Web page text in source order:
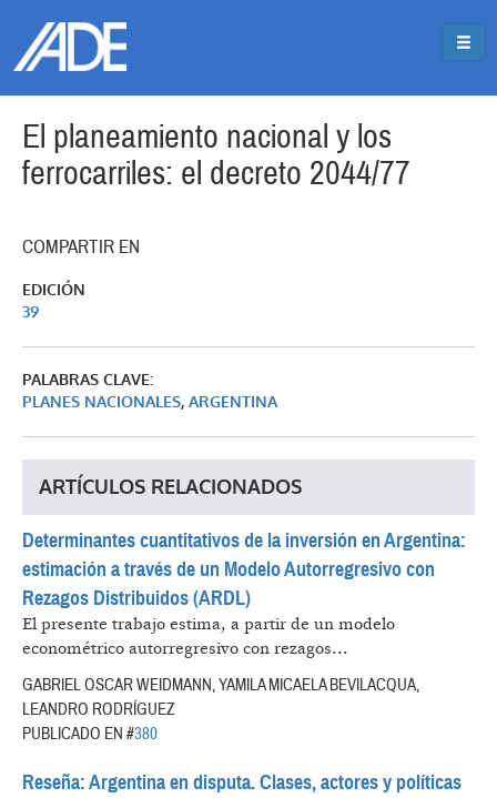
El planeamiento nacional y los
ferrocarriles: el decreto 2044/77
COMPARTIR EN
EDICIÓN
39
PALABRAS CLAVE:
PLANES NACIONALES, ARGENTINA
ARTÍCULOS RELACIONADOS
Determinantes cuantitativos de la inversión en Argentina:
estimación a través de un Modelo Autorregresivo con
Rezagos Distribuidos (ARDL)
El presente trabajo estima, a partir de un modelo
econométrico autorregresivo con rezagos...
GABRIEL OSCAR WEIDMANN, YAMILA MICAELA BEVILACQUA,
LEANDRO RODRÍGUEZ
PUBLICADO EN #380
Reseña: Argentina en disputa. Clases, actores y políticas